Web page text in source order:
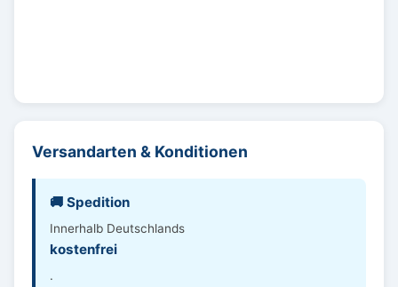
Versandarten & Konditionen
🚚 Spedition
Innerhalb Deutschlands
kostenfrei
.